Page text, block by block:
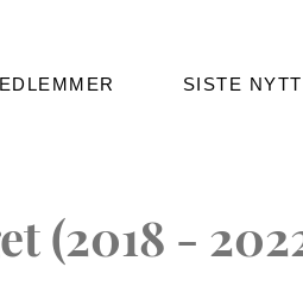
SISTE NYTT
(2018 -